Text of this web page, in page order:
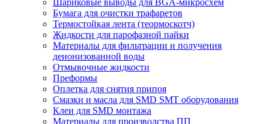
Шариковые выводы для BGA-микросхем
Бумага для очистки трафаретов
Термостойкая лента (теормоскотч)
Жидкости для парофазной пайки
Материалы для фильтрации и получения
деионизованной воды
Отмывочные жидкости
Преформы
Оплетка для снятия припоя
Смазки и масла для SMD SMT оборудования
Клеи для SMD монтажа
Материалы для производства ПП